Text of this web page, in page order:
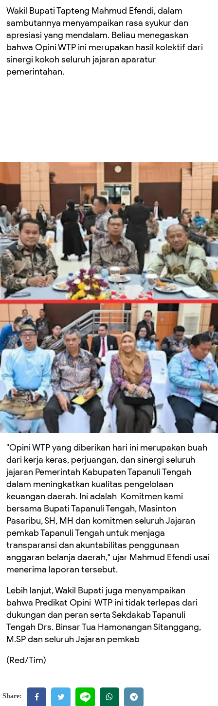
Wakil Bupati Tapteng Mahmud Efendi, dalam
sambutannya menyampaikan rasa syukur dan
apresiasi yang mendalam. Beliau menegaskan
bahwa Opini WTP ini merupakan hasil kolektif dari
sinergi kokoh seluruh jajaran aparatur
pemerintahan.
"Opini WTP yang diberikan hari ini merupakan buah
dari kerja keras, perjuangan, dan sinergi seluruh
jajaran Pemerintah Kabupaten Tapanuli Tengah
dalam meningkatkan kualitas pengelolaan
keuangan daerah. Ini adalah Komitmen kami
bersama Bupati Tapanuli Tengah, Masinton
Pasaribu, SH, MH dan komitmen seluruh Jajaran
pemkab Tapanuli Tengah untuk menjaga
transparansi dan akuntabilitas penggunaan
anggaran belanja daerah," ujar Mahmud Efendi usai
menerima laporan tersebut.
Lebih lanjut, Wakil Bupati juga menyampaikan
bahwa Predikat Opini WTP ini tidak terlepas dari
dukungan dan peran serta Sekdakab Tapanuli
Tengah Drs. Binsar Tua Hamonangan Sitanggang,
M.SP dan seluruh Jajaran pemkab
(Red/Tim)
Share: